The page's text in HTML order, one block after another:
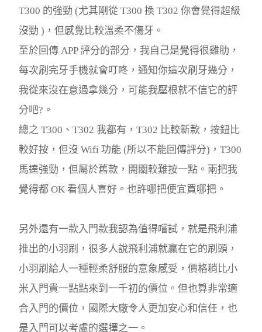
T300 的強勁 (尤其剛從 T300 換 T302 你會覺得超級
沒勁 )，但感覺比較溫柔不傷牙。
至於回傳 APP 評分的部分，我自己是覺得很雞肋，
每次刷完牙手機就會叮咚，通知你這次刷牙幾分，
我從來沒在意過拿幾分，可能我壓根就不信它的評
分吧?。
總之 T300、T302 我都有，T302 比較新款，按鈕比
較好按，但沒 Wifi 功能 (所以不能回傳評分)，T300
馬達強勁，但屬於舊款，開關較難按一點。兩把我
覺得都 OK 看個人喜好。也許哪把便宜買哪把。
另外還有一款入門款我認為值得嚐試，就是飛利浦
推出的小羽刷，很多人說飛利浦就贏在它的刷頭，
小羽刷給人一種輕柔舒服的意象感受，價格稍比小
米入門貴一點點來到一千初的價位。但也算非常適
合入門的價位，國際大廠令人更加安心和信任，也
是入門可以考慮的選擇之一。